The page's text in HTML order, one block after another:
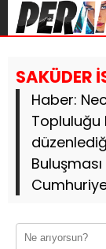
SAKÜDER
Haber:
Topluluğu